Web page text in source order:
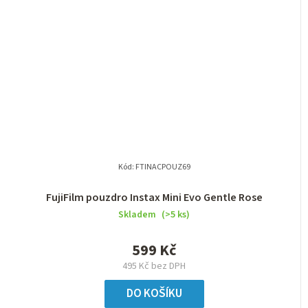
FujiFilm pouzdro Instax Mini Evo Gentle Rose
Skladem (>5 ks)
495 Kč bez DPH
599 Kč
DO KOŠÍKU
Kód: FTINACPOUZ69